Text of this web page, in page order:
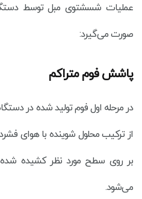
عملیات شسشتوی مبل توسط
صورت می‌گیرد:
پاشش فوم متراکم
در مرحله اول فوم تولید شده در
از ترکیب محلول شوینده با هوای
بر روی سطح مورد نظر کشیده
می‌شود.